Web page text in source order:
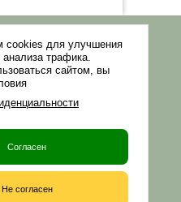
семена газонных
и средства защиты в
cookies для улучшения
трафика.
сайтом, вы
Согласен
Не согласен